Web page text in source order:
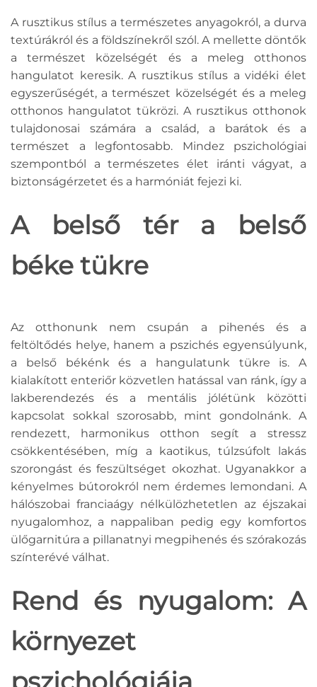
A rusztikus stílus a természetes anyagokról, a durva
textúrákról és a földszínekről szól. A mellette döntők
a természet közelségét és a meleg otthonos
hangulatot keresik. A rusztikus stílus a vidéki élet
egyszerűségét, a természet közelségét és a meleg
otthonos hangulatot tükrözi. A rusztikus otthonok
tulajdonosai számára a család, a barátok és a
természet a legfontosabb. Mindez pszichológiai
szempontból a természetes élet iránti vágyat, a
biztonságérzetet és a harmóniát fejezi ki.
A belső tér a belső
béke tükre
Az otthonunk nem csupán a pihenés és a
feltöltődés helye, hanem a pszichés egyensúlyunk,
a belső békénk és a hangulatunk tükre is. A
kialakított enteriőr közvetlen hatással van ránk, így a
lakberendezés és a mentális jólétünk közötti
kapcsolat sokkal szorosabb, mint gondolnánk. A
rendezett, harmonikus otthon segít a stressz
csökkentésében, míg a kaotikus, túlzsúfolt lakás
szorongást és feszültséget okozhat. Ugyanakkor a
kényelmes bútorokról nem érdemes lemondani. A
hálószobai franciaágy nélkülözhetetlen az éjszakai
nyugalomhoz, a nappaliban pedig egy komfortos
ülőgarnitúra a pillanatnyi megpihenés és szórakozás
színterévé válhat.
Rend és nyugalom: A
környezet